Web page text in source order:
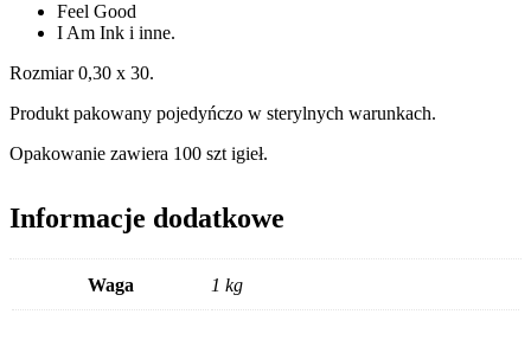
Feel Good
I Am Ink i inne.
Rozmiar 0,30 x 30.
Produkt pakowany pojedyńczo w sterylnych warunkach.
Opakowanie zawiera 100 szt igieł.
Informacje dodatkowe
Waga 1 kg